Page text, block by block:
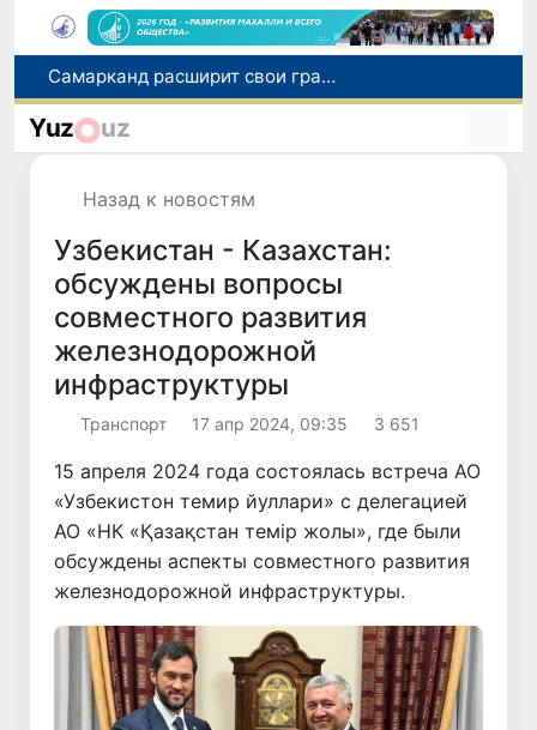
С 1 сентября пассажиры должны будут оплачивать проезд сразу при посадке в автобус
В Сурхандарье пресечена деятельность подпольной группы, планировавшей теракты и выезд в Сирию
Yuz uz
Назад к новостям
Узбекистан - Казахстан:
обсуждены вопросы
совместного развития
железнодорожной
инфраструктуры
Транспорт 17 апр 2024, 09:35 3 651
15 апреля 2024 года состоялась встреча АО
«Узбекистон темир йуллари» с делегацией
АО «НК «Қазақстан темiр жолы», где были
обсуждены аспекты совместного развития
железнодорожной инфраструктуры.